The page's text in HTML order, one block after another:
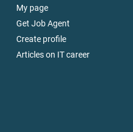
My page
Get Job Agent
Create profile
Articles on IT career